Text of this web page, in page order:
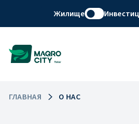
Жилище
ГЛАВНАЯ О НАС